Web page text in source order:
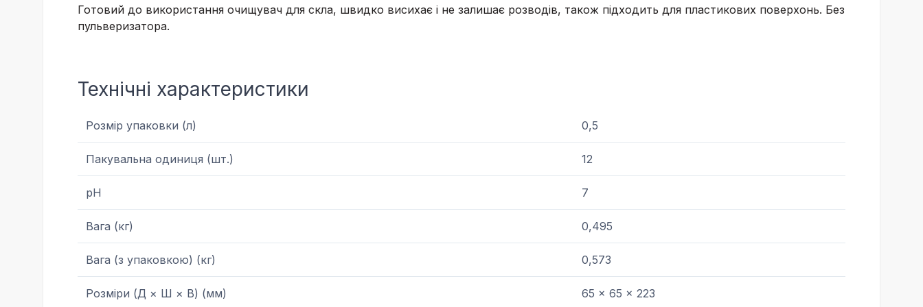
Готовий до використання очищувач для скла, швидко висихає і не залишає розводів, також підходить для пластикових поверхонь. Без
пульверизатора.
Технічні характеристики
Розмір упаковки (л) 0,5
Пакувальна одиниця (шт.) 12
pH 7
Вага (кг) 0,495
Вага (з упаковкою) (кг) 0,573
Розміри (Д × Ш × В) (мм) 65 x 65 x 223